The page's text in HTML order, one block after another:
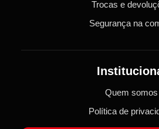
Trocas e
Segurança na
Quem somos
Política de